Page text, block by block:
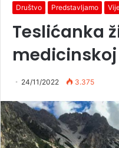
Društvo Predstavljamo
Teslićanka
24/11/2022 3.375